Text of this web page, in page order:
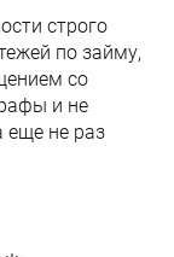
строго
по займу,
со
и не
еще не раз